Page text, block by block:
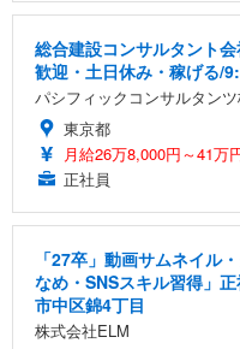
総合建設コンサルタント
歓迎・土日休み・稼げる/
パシフィックコンサルタン
東京都
月給26万8,000円～41万
正社員
「27卒」動画サムネイル
なめ・SNSスキル習得」
市中区錦4丁目
株式会社ELM